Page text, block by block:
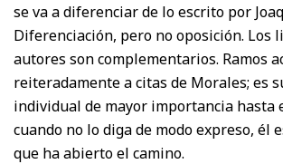
se va a diferenciar de lo escrito por
Diferenciación, pero no oposición. Los
autores son complementarios. Ramos
reiteradamente a citas de Morales; es
individual de mayor importancia hasta
cuando no lo diga de modo expreso, él
que ha abierto el camino.